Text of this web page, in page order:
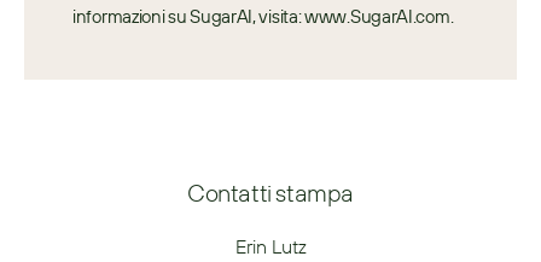
informazioni su SugarAI, visita: www.SugarAI.com.
Contatti stampa
Erin Lutz